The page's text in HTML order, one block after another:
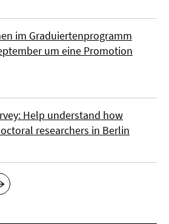
im Graduiertenprogramm
um eine Promotion
Help understand how
researchers in Berlin